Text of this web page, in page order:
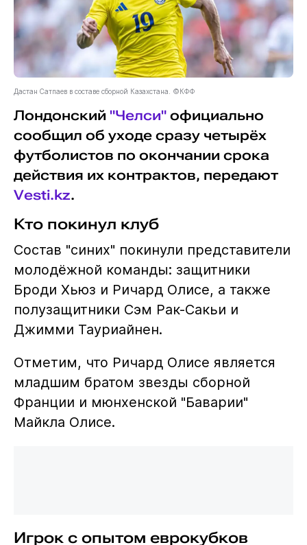
Дастан Сатпаев в составе сборной Казахстана. ©КФФ
Лондонский "Челси"официально
сообщил об уходе сразу четырёх
футболистов по окончании срока
действия их контрактов, передают
Vesti.kz.
Кто покинул клуб
Состав "синих" покинули представители
молодёжной команды: защитники
Броди Хьюз и Ричард Олисе, а также
полузащитники Сэм Рак-Сакьи и
Джимми Тауриайнен.
Отметим, что Ричард Олисе является
младшим братом звезды сборной
Франции и мюнхенской "Баварии"
Майкла Олисе.
Игрок с опытом еврокубков